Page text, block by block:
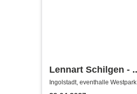
Lennart Schilgen -
nichts! Lieder vom
Ingolstadt, eventhalle Westpark